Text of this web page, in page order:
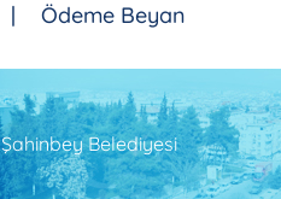
| Ödeme Beyan
Şahinbey Belediyesi